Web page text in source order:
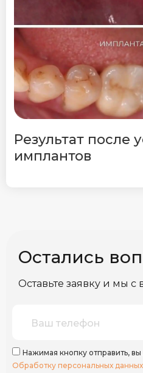
Результат после
имплантов
Остались
Оставьте заявку и мы с
Нажимая кнопку отправить, вы
Обработку персональных данных